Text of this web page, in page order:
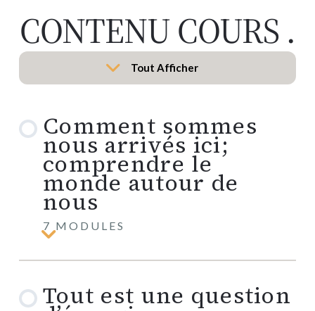
CONTENU COURS .
Tout Afficher
Leçons
Comment sommes
nous arrivés ici;
comprendre le
monde autour de
nous
7 MODULES
Comment
nous
ici;
comprendre
Tout est une question